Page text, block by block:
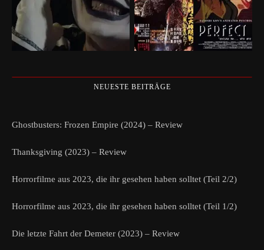
NEUESTE BEITRÄGE
Ghostbusters: Frozen Empire (2024) – Review
Thanksgiving (2023) – Review
Horrorfilme aus 2023, die ihr gesehen haben solltet (Teil 2/2)
Horrorfilme aus 2023, die ihr gesehen haben solltet (Teil 1/2)
Die letzte Fahrt der Demeter (2023) – Review